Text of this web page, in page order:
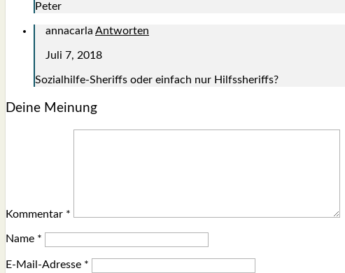
Peter
annacarla Antworten
Juli 7, 2018
Sozi­al­hil­fe-She­riffs oder ein­fach nur Hilfs­she­riffs?
Deine Meinung
Kommentar *
Name *
E-Mail-Adresse *